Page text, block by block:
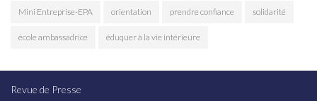
Mini Entreprise-EPA orientation prendre confiance solidarité
école ambassadrice éduquer à la vie intérieure
Revue de Presse